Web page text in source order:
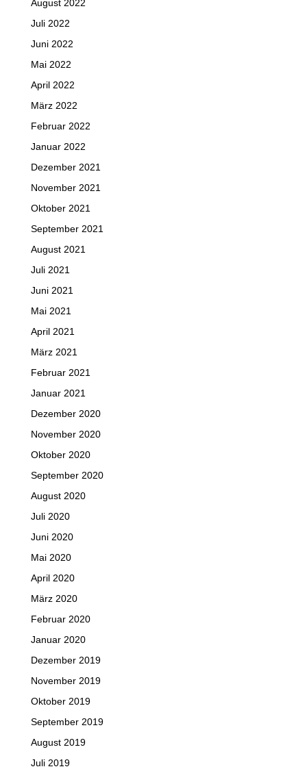
August 2022
Juli 2022
Juni 2022
Mai 2022
April 2022
März 2022
Februar 2022
Januar 2022
Dezember 2021
November 2021
Oktober 2021
September 2021
August 2021
Juli 2021
Juni 2021
Mai 2021
April 2021
März 2021
Februar 2021
Januar 2021
Dezember 2020
November 2020
Oktober 2020
September 2020
August 2020
Juli 2020
Juni 2020
Mai 2020
April 2020
März 2020
Februar 2020
Januar 2020
Dezember 2019
November 2019
Oktober 2019
September 2019
August 2019
Juli 2019